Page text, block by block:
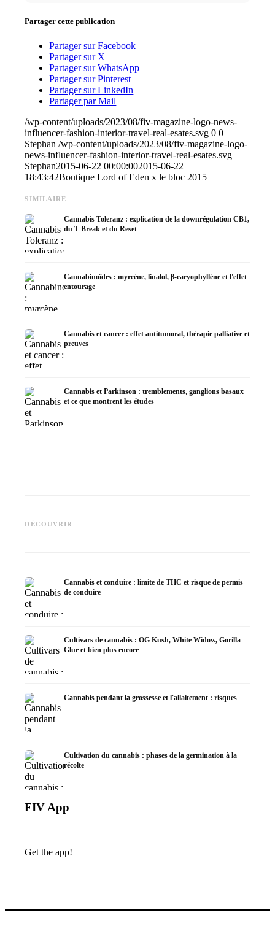
Partager cette publication
Partager sur Facebook
Partager sur X
Partager sur WhatsApp
Partager sur Pinterest
Partager sur LinkedIn
Partager par Mail
/wp-content/uploads/2023/08/fiv-magazine-logo-news-
influencer-fashion-interior-travel-real-esates.svg 0 0
Stephan /wp-content/uploads/2023/08/fiv-magazine-logo-
news-influencer-fashion-interior-travel-real-esates.svg
Stephan2015-06-22 00:00:002015-06-22
18:43:42Boutique Lord of Eden x le bloc 2015
SIMILAIRE
Cannabis Toleranz : explication de la downrégulation CB1,
du T-Break et du Reset
Cannabinoïdes : myrcène, linalol, β-caryophyllène et l'effet
entourage
Cannabis et cancer : effet antitumoral, thérapie palliative et
preuves
Cannabis et Parkinson : tremblements, ganglions basaux
et ce que montrent les études
DÉCOUVRIR
automédication et ce que
montrent les études
Cannabis et conduire : limite de THC et risque de permis
de conduire
Cultivars de cannabis : OG Kush, White Widow, Gorilla
Glue et bien plus encore
Cannabis pendant la grossesse et l'allaitement : risques
Cultivation du cannabis : phases de la germination à la
récolte
FIV App
Get the app!